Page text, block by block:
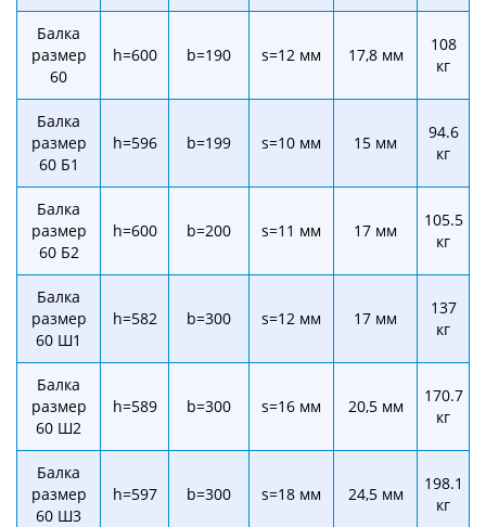
Балка
размер
60
h=600 b=190 s=12 мм 17,8 мм
108
кг
Балка
размер
60 Б1
h=596 b=199 s=10 мм 15 мм
94.6
кг
Балка
размер
60 Б2
h=600 b=200 s=11 мм 17 мм
105.5
кг
Балка
размер
60 Ш1
h=582 b=300 s=12 мм 17 мм
137
кг
Балка
размер
60 Ш2
h=589 b=300 s=16 мм 20,5 мм
170.7
кг
Балка
размер
60 Ш3
h=597 b=300 s=18 мм 24,5 мм
198.1
кг